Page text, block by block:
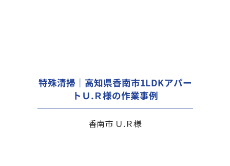
特殊清掃｜高知県香南市1LDKアパー
トＵ.Ｒ様の作業事例
香南市 Ｕ.Ｒ様